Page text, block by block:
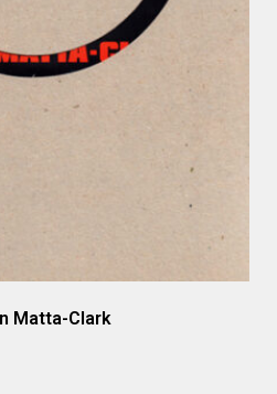
Matta-Clark